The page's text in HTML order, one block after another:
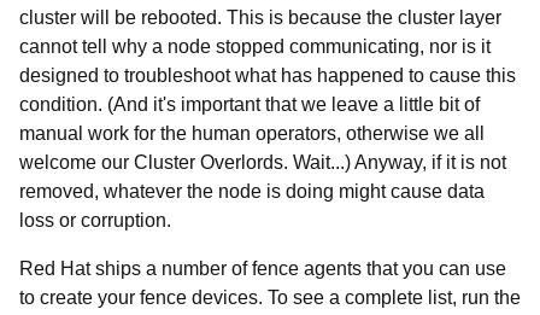
cluster will be rebooted. This is because the cluster layer
cannot tell why a node stopped communicating, nor is it
designed to troubleshoot what has happened to cause this
condition. (And it's important that we leave a little bit of
manual work for the human operators, otherwise we all
welcome our Cluster Overlords. Wait...) Anyway, if it is not
removed, whatever the node is doing might cause data
loss or corruption.
Red Hat ships a number of fence agents that you can use
to create your fence devices. To see a complete list, run the